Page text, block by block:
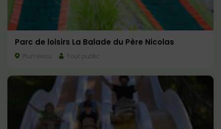
Parc de loisirs La Balade du Père Nicolas
Pluméliau Tout public